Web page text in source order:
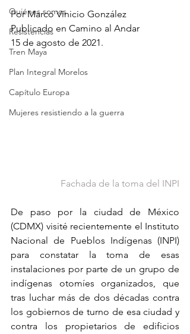
Quiénes somos
Resistencias
Tren Maya
Plan Integral Morelos
Capítulo Europa
Mujeres resistiendo a la guerra
Por Marco Vinicio González
Publicado en Camino al Andar
15 de agosto de 2021.
Fachada de la toma del INPI
De paso por la ciudad de México
(CDMX) visité recientemente el Instituto
Nacional de Pueblos Indígenas (INPI)
para constatar la toma de esas
instalaciones por parte de un grupo de
indígenas otomíes organizados, que
tras luchar más de dos décadas contra
los gobiernos de turno de esa ciudad y
contra los propietarios de edificios